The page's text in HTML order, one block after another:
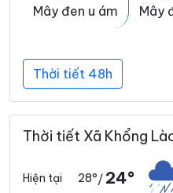
Mây đen u ám
Mây
Thời tiết 48h
Thời tiết Xã Khổng
Hiện tại 28°/ 24°